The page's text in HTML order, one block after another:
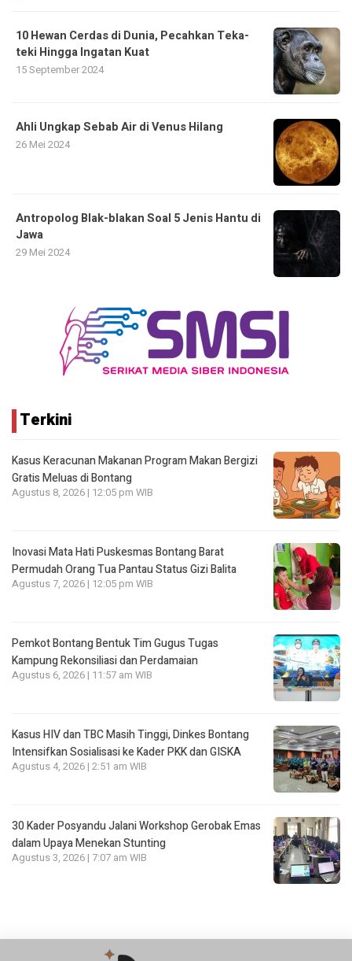
10 Hewan Cerdas di Dunia, Pecahkan Teka-
teki Hingga Ingatan Kuat
15 September 2024
Ahli Ungkap Sebab Air di Venus Hilang
26 Mei 2024
Antropolog Blak-blakan Soal 5 Jenis Hantu di
Jawa
29 Mei 2024
Terkini
Kasus Keracunan Makanan Program Makan Bergizi
Gratis Meluas di Bontang
Agustus 8, 2026 | 12:05 pm WIB
Inovasi Mata Hati Puskesmas Bontang Barat
Permudah Orang Tua Pantau Status Gizi Balita
Agustus 7, 2026 | 12:05 pm WIB
Pemkot Bontang Bentuk Tim Gugus Tugas
Kampung Rekonsiliasi dan Perdamaian
Agustus 6, 2026 | 11:57 am WIB
Kasus HIV dan TBC Masih Tinggi, Dinkes Bontang
Intensifkan Sosialisasi ke Kader PKK dan GISKA
Agustus 4, 2026 | 2:51 am WIB
30 Kader Posyandu Jalani Workshop Gerobak Emas
dalam Upaya Menekan Stunting
Agustus 3, 2026 | 7:07 am WIB